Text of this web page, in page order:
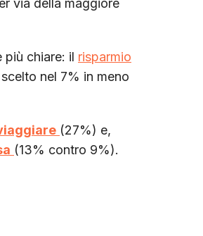
via della maggiore
più chiare: il risparmio
nel 7% in meno
(27%) e,
(13% contro 9%).